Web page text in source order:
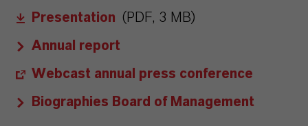
Presentation (PDF, 3 MB)
Annual report
Webcast annual press conference
Biographies Board of Management